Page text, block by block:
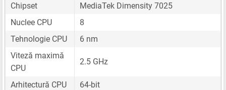
Chipset
MediaTek Dimensity 7025
Nuclee CPU
8
Tehnologie CPU
6 nm
Viteză maximă
CPU
2.5 GHz
Arhitectură CPU 64-bit